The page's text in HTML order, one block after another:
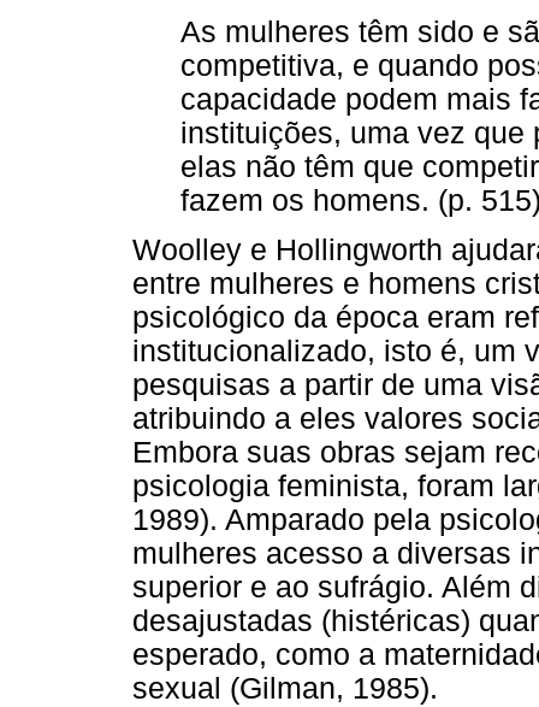
As mulheres têm sido e
competitiva, e quando
capacidade podem mais
instituições, uma vez que
elas não têm que
fazem os homens. (p.
Woolley e Hollingworth
entre mulheres e homens
psicológico da época eram
institucionalizado, isto é, um
pesquisas a partir de uma
atribuindo a eles valores
Embora suas obras sejam
psicologia feminista, foram
1989). Amparado pela
mulheres acesso a diversas
superior e ao sufrágio. Além
desajustadas (histéricas)
esperado, como a
sexual (Gilman, 1985).